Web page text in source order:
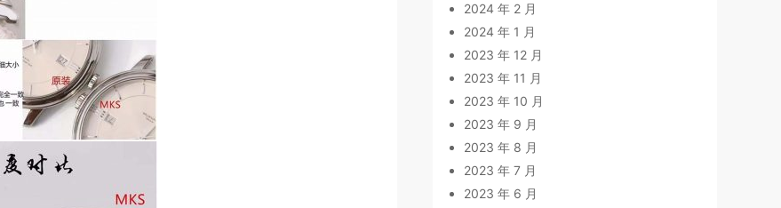
2024 年 2 月
2024 年 1 月
2023 年 12 月
2023 年 11 月
2023 年 10 月
2023 年 9 月
2023 年 8 月
2023 年 7 月
2023 年 6 月